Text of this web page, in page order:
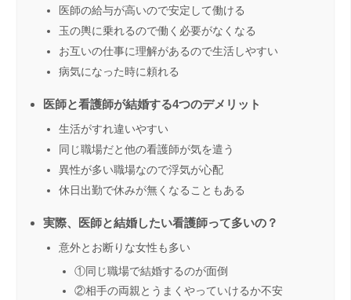
医師の給与が高いので安定して働ける
玉の輿に乗れるので働く必要がなくなる
お互いの仕事に理解があるので生活しやすい
病気になった時に頼れる
医師と看護師が結婚する4つのデメリット
生活がすれ違いやすい
同じ職場だと他の看護師が気を遣う
異性が多い職場なので浮気が心配
休日出勤で休みが無くなることもある
実際、医師と結婚したい看護師って多いの？
意外とお断りな女性も多い
①同じ職場で結婚するのが面倒
②相手の両親とうまくやっていけるか不安